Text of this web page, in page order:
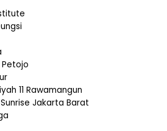
Petojo
11 Rawamangun
Jakarta Barat